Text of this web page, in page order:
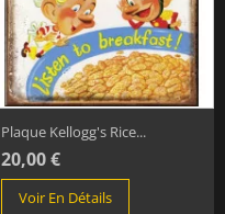
Plaque Kellogg's Rice...
20,00 €
Voir En Détails